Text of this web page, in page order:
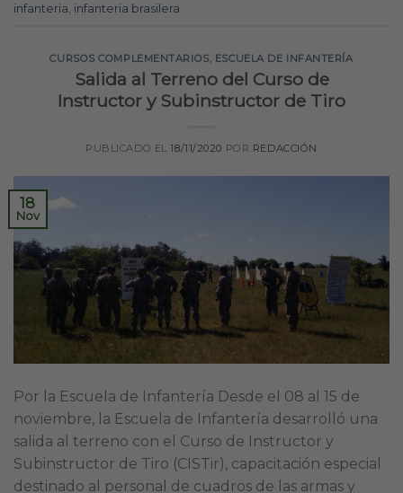
infanteria infanteria brasilera
CURSOS COMPLEMENTARIOS ESCUELA DE INFANTERÍA
Salida al Terreno del Curso de
Instructor y Subinstructor de Tiro
PUBLICADO EL18/11/2020 POR REDACCIÓN
18
Nov
Por la Escuela de Infantería Desde el 08 al 15 de
noviembre, la Escuela de Infantería desarrolló una
salida al terreno con el Curso de Instructor y
Subinstructor de Tiro (CISTir), capacitación especial
destinado al personal de cuadros de las armas y